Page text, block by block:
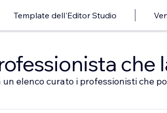
Template dell'Editor Studio
che
un elenco curato i professionisti che